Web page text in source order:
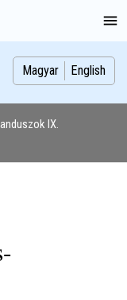
Magyar English
IX.